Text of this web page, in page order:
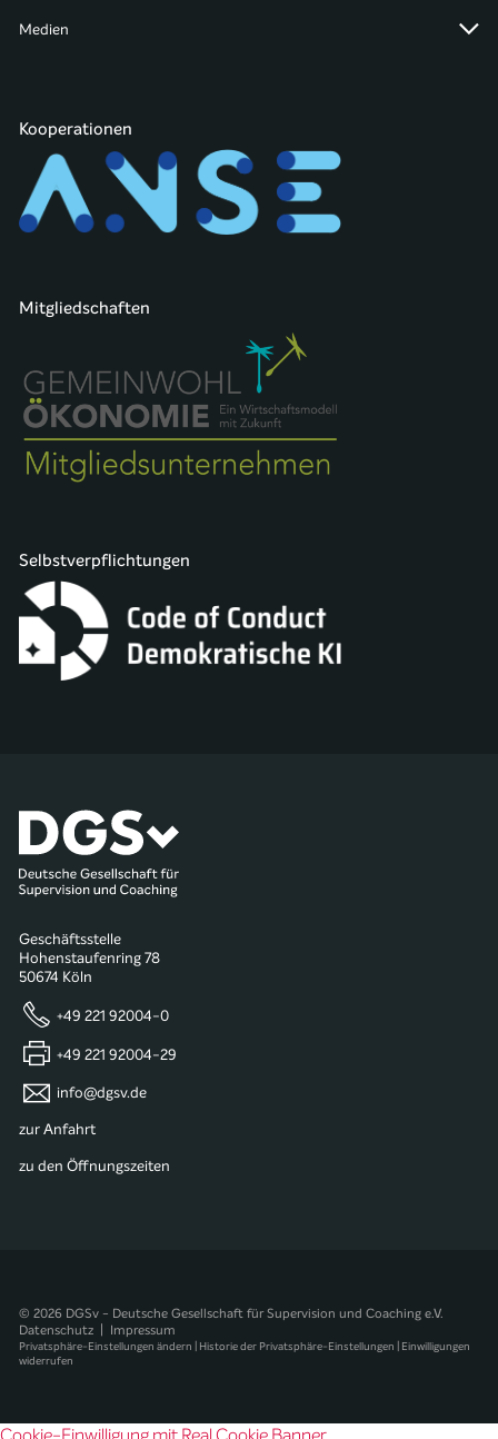
Medien
Kooperationen
Mitgliedschaften
Selbstverpflichtungen
Geschäftsstelle
Hohenstaufenring 78
50674 Köln
+49 221 92004-0
+49 221 92004-29
info@dgsv.de
zur Anfahrt
zu den Öffnungszeiten
© 2026 DGSv - Deutsche Gesellschaft für Supervision und Coaching e.V.
Datenschutz
Impressum
Privatsphäre-Einstellungen ändern Historie der Privatsphäre-Einstellungen
Einwilligungen
widerrufen